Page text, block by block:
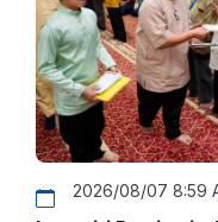
2026/08/07 8:59